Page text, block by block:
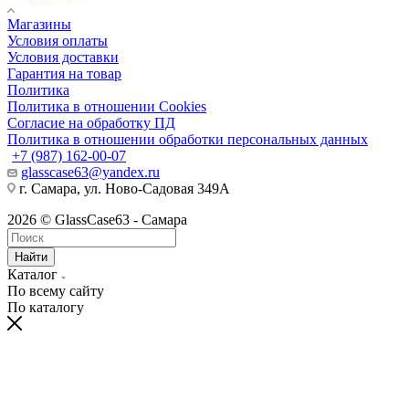
Магазины
Условия оплаты
Условия доставки
Гарантия на товар
Политика
Политика в отношении Cookies
Согласие на обработку ПД
Политика в отношении обработки персональных данных
+7 (987) 162-00-07
glasscase63@yandex.ru
г. Самара, ул. Ново-Садовая 349А
2026 © GlassCase63 - Самара
Найти
Каталог
По всему сайту
По каталогу